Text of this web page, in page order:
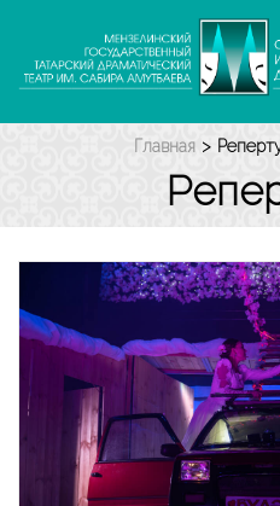
содержимому
Enter)
Главная >